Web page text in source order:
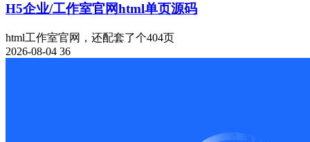
H5企业/工作室官网html单页源码
html工作室官网，还配套了个404页
2026-08-04 36